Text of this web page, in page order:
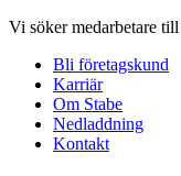
Hoppa
innehåll
Vi söker medarbetare
Bli företagskund
Karriär
Om Stabe
Nedladdning
Kontakt